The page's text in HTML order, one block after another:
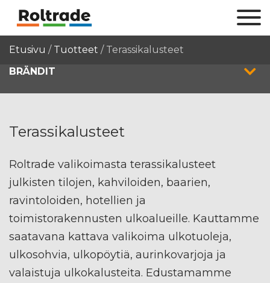
Etusivu / Tuotteet / Terassikalusteet
BRÄNDIT
Terassikalusteet
Roltrade valikoimasta terassikalusteet
julkisten tilojen, kahviloiden, baarien,
ravintoloiden, hotellien ja
toimistorakennusten ulkoalueille. Kauttamme
saatavana kattava valikoima ulkotuoleja,
ulkosohvia, ulkopöytiä, aurinkovarjoja ja
valaistuja ulkokalusteita. Edustamamme